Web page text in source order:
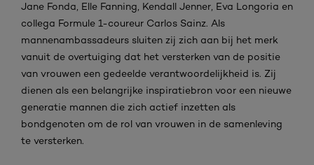
Jane Fonda, Elle Fanning, Kendall Jenner, Eva Longoria en
collega Formule 1-coureur Carlos Sainz. Als
mannenambassadeurs sluiten zij zich aan bij het merk
vanuit de overtuiging dat het versterken van de positie
van vrouwen een gedeelde verantwoordelijkheid is. Zij
dienen als een belangrijke inspiratiebron voor een nieuwe
generatie mannen die zich actief inzetten als
bondgenoten om de rol van vrouwen in de samenleving
te versterken.